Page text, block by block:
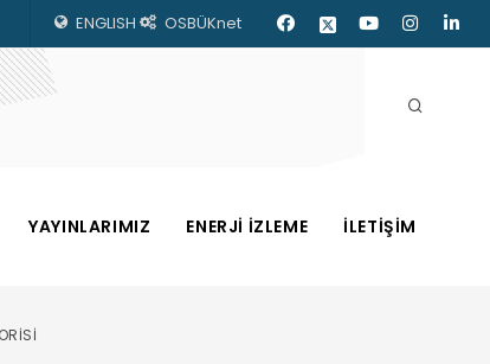
ENGLISH OSBÜKnet
YAYINLARIMIZ ENERJİ İZLEME İLETİŞİM